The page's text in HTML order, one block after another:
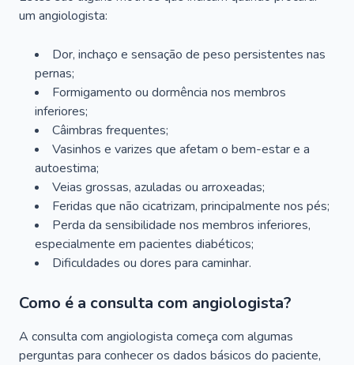
um angiologista:
Dor, inchaço e sensação de peso persistentes nas
pernas;
Formigamento ou dormência nos membros
inferiores;
Câimbras frequentes;
Vasinhos e varizes que afetam o bem-estar e a
autoestima;
Veias grossas, azuladas ou arroxeadas;
Feridas que não cicatrizam, principalmente nos pés;
Perda da sensibilidade nos membros inferiores,
especialmente em pacientes diabéticos;
Dificuldades ou dores para caminhar.
Como é a consulta com angiologista?
A consulta com angiologista começa com algumas
perguntas para conhecer os dados básicos do paciente,